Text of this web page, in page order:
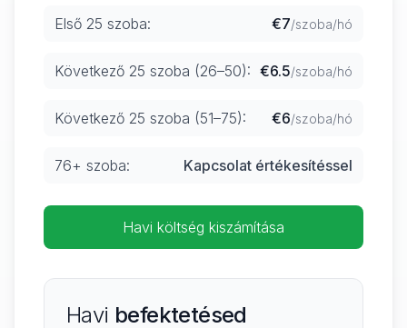
Első 25 szoba: €7/szoba/hó
Következő 25 szoba (26–50): €6.5/szoba/hó
Következő 25 szoba (51–75): €6/szoba/hó
76+ szoba: Kapcsolat értékesítéssel
Havi költség kiszámítása
Havi befektetésed